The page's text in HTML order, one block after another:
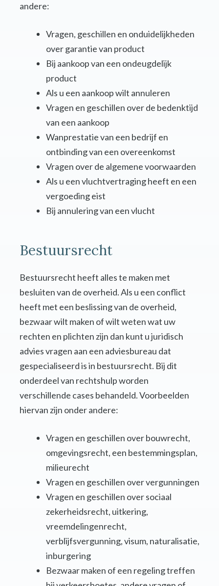
andere:
Vragen, geschillen en onduidelijkheden
over garantie van product
Bij aankoop van een ondeugdelijk
product
Als u een aankoop wilt annuleren
Vragen en geschillen over de bedenktijd
van een aankoop
Wanprestatie van een bedrijf en
ontbinding van een overeenkomst
Vragen over de algemene voorwaarden
Als u een vluchtvertraging heeft en een
vergoeding eist
Bij annulering van een vlucht
Bestuursrecht
Bestuursrecht heeft alles te maken met
besluiten van de overheid. Als u een conflict
heeft met een beslissing van de overheid,
bezwaar wilt maken of wilt weten wat uw
rechten en plichten zijn dan kunt u juridisch
advies vragen aan een adviesbureau dat
gespecialiseerd is in bestuursrecht. Bij dit
onderdeel van rechtshulp worden
verschillende cases behandeld. Voorbeelden
hiervan zijn onder andere:
Vragen en geschillen over bouwrecht,
omgevingsrecht, een bestemmingsplan,
milieurecht
Vragen en geschillen over vergunningen
Vragen en geschillen over sociaal
zekerheidsrecht, uitkering,
vreemdelingenrecht,
verblijfsvergunning, visum, naturalisatie,
inburgering
Bezwaar maken of een regeling treffen